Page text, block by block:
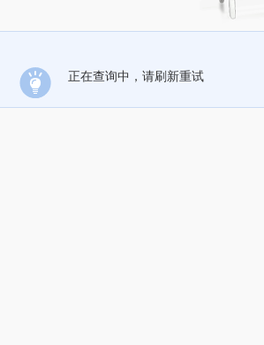
正在查询中，请刷新重试